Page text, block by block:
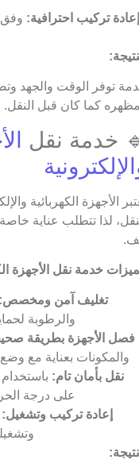
إعادة تركيب احترافية: وفق
توفر الوقت والجهد
كما كان قبل النقل.
خدمة نقل
الأجهزة الكهربائية
لذا تتطلب عناية
خدمة نقل الأجهزة
تغليف آمن ومخصص:
والرطوبة
فصل الأجهزة بطريقة
والمكونات بعناية مع
نقل بأمان تام:
على درجة
إعادة تركيب وتشغيل: